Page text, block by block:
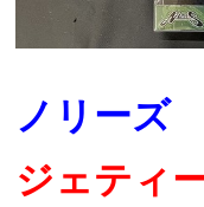
ノリーズ
ジェティ